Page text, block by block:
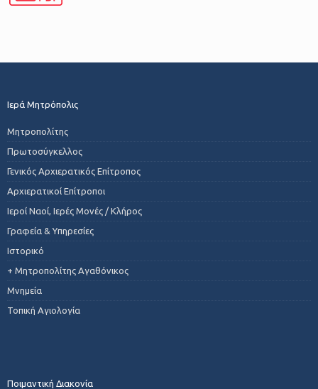
Ιερά Μητρόπολις
Μητροπολίτης
Πρωτοσύγκελλος
Γενικός Αρχιερατικός Επίτροπος
Αρχιερατικοί Επίτροποι
Ιεροί Ναοί, Ιερές Μονές / Κλήρος
Γραφεία & Υπηρεσίες
Ιστορικό
+ Μητροπολίτης Αγαθόνικος
Μνημεία
Τοπική Αγιολογία
Ποιμαντική Διακονία